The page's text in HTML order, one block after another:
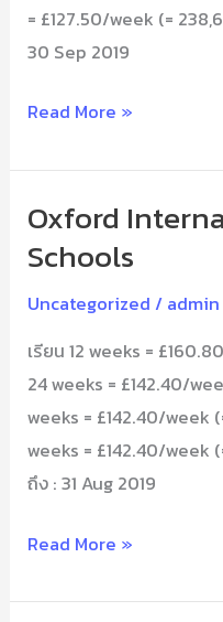
= £127.50/week (=
30 Sep 2019
Read More »
Oxford
Schools
Uncategorized / admin
เรียน 12 weeks =
24 weeks = £142.40/
weeks = £142.40/week
weeks = £142.40/week
ถึง : 31 Aug 2019
Oxford
International
Schools
Read More »